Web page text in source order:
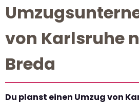
von Karlsruhe
Breda
Du planst einen Umzug von